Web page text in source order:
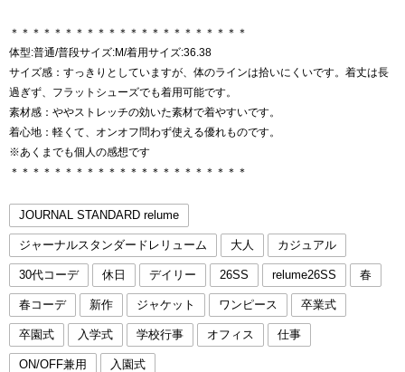
＊＊＊＊＊＊＊＊＊＊＊＊＊＊＊＊＊＊＊＊＊＊
体型:普通/普段サイズ:M/着用サイズ:36.38
サイズ感：すっきりとしていますが、体のラインは拾いにくいです。着丈は長
過ぎず、フラットシューズでも着用可能です。
素材感：ややストレッチの効いた素材で着やすいです。
着心地：軽くて、オンオフ問わず使える優れものです。
※あくまでも個人の感想です
＊＊＊＊＊＊＊＊＊＊＊＊＊＊＊＊＊＊＊＊＊＊
JOURNAL STANDARD relume
ジャーナルスタンダードレリューム 大人 カジュアル
30代コーデ 休日 デイリー 26SS relume26SS 春
春コーデ 新作 ジャケット ワンピース 卒業式
卒園式 入学式 学校行事 オフィス 仕事
ON/OFF兼用 入園式